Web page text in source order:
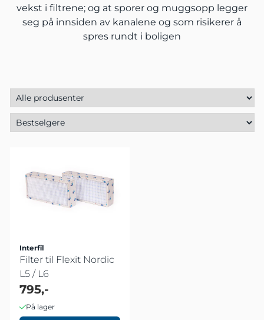
vekst i filtrene; og at sporer og muggsopp legger
seg på innsiden av kanalene og som risikerer å
spres rundt i boligen
Interfil
Filter til Flexit Nordic
L5 / L6
795,-
På lager